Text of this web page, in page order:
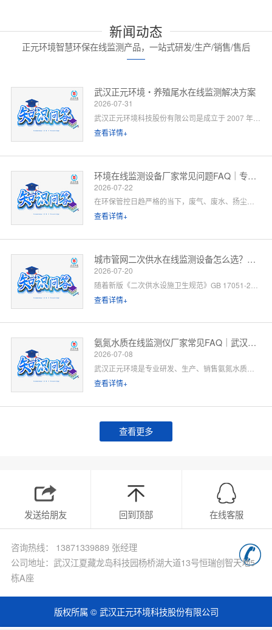
新闻动态
正元环境智慧环保在线监测产品，一站式研发/生产/销售/售后
武汉正元环境・养殖尾水在线监测解决方案
2026-07-31
查看详情+
环境在线监测设备厂家常见问题FAQ｜专业厂家答疑解惑
2026-07-22
在环保管控日趋严格的当下，废气、废水、扬尘、噪声等环境在线监测设备已成为工矿企业、园区、市政工程必备的合规配套设施。很多客户在选型、合作、安装运维过程中，常会遇到厂家资质、设备精度、数据联网、售后保障等各类问题。 作为专业环境在线监测设备源头厂家，我们深耕环境监测领域多年，拥有自主研发、生产、销售、运维全链条服务能力。下面针对行业高频咨询问题，整理系统化FAQ答疑，一站式解决您的合作与选型顾虑。 一、厂家实力与资质相关问题
查看详情+
城市管网二次供水在线监测设备怎么选？水务单位高频 FAQ
2026-07-20
查看详情+
氨氮水质在线监测仪厂家常见FAQ｜武汉正元环境专业解答
2026-07-08
查看详情+
查看更多
发送给朋友 回到顶部 在线客服
咨询热线： 13871339889 张经理
公司地址：武汉江夏藏龙岛科技园杨桥湖大道13号恒瑞创智天地5
栋A座
版权所属 © 武汉正元环境科技股份有限公司